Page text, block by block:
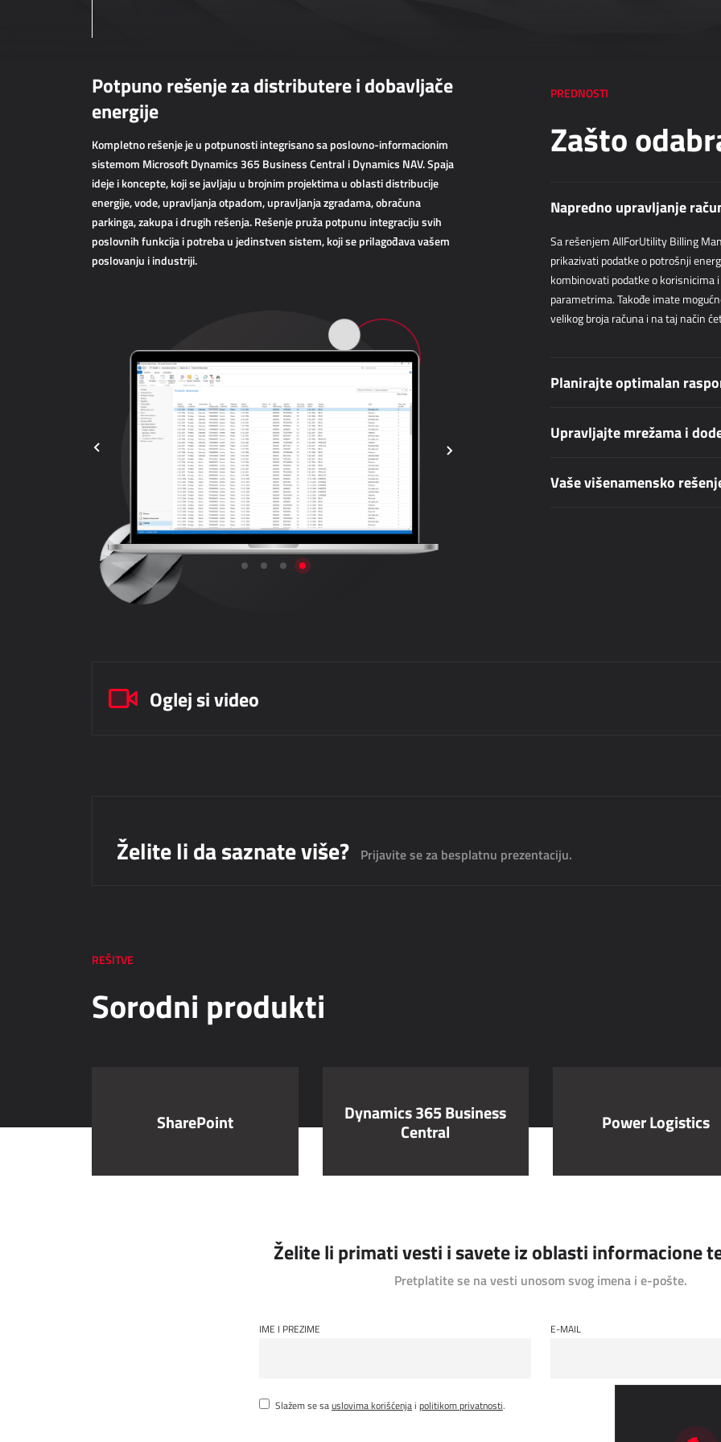
Potpuno rešenje za distributere i dobavljače
energije
Kompletno rešenje je u potpunosti integrisano sa poslovno-informacionim
sistemom Microsoft Dynamics 365 Business Central i Dynamics NAV. Spaja
ideje i koncepte, koji se javljaju u brojnim projektima u oblasti distribucije
energije, vode, upravljanja otpadom, upravljanja zgradama, obračuna
parkinga, zakupa i drugih rešenja. Rešenje pruža potpunu integraciju svih
poslovnih funkcija i potreba u jedinstven sistem, koji se prilagođava vašem
poslovanju i industriji.
PREDNOSTI
Zašto
Napredno upravljanje
Sa rešenjem AllForUtility Billing
prikazivati podatke o potrošnji
kombinovati podatke o korisnicima
parametrima. Takođe imate
velikog broja računa i na taj način
Planirajte optimalan
Upravljajte mrežama i
Vaše višenamensko
Oglej si video
Želite li da saznate više? Prijavite se za besplatnu prezentaciju.
REŠITVE
Sorodni produkti
SharePoint
Dynamics 365 Business
Central
Power Logistics
Želite li primati vesti i savete iz oblasti informacione
Pretplatite se na vesti unosom svog imena i e-pošte.
IME I PREZIME E-MAIL
Slažem se sa uslovima korišćenja i politikom privatnosti.